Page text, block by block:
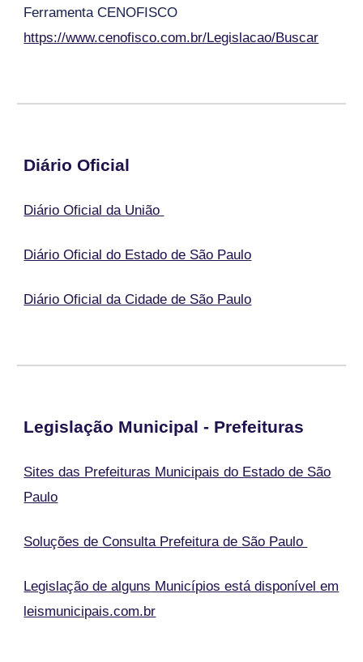
Ferramenta CENOFISCO
https://www.cenofisco.com.br/Legislacao/Buscar
Diário Oficial
Diário Oficial da União
Diário Oficial do Estado de São Paulo
Diário Oficial da Cidade de São Paulo
Legislação Municipal - Prefeituras
Sites das Prefeituras Municipais do Estado de São
Paulo
Soluções de Consulta Prefeitura de São Paulo
Legislação de alguns Municípios está disponível em
leismunicipais.com.br